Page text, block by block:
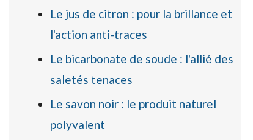
Le jus de citron : pour la brillance et
l'action anti-traces
Le bicarbonate de soude : l'allié des
saletés tenaces
Le savon noir : le produit naturel
polyvalent